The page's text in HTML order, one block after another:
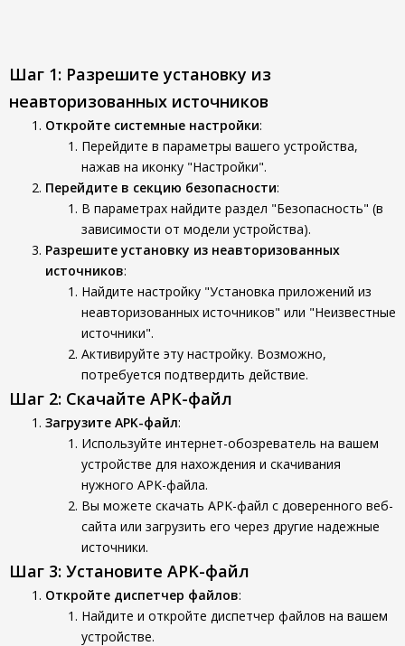
Шаг 1: Разрешите установку из
неавторизованных источников
Откройте системные настройки:
Перейдите в параметры вашего устройства,
нажав на иконку "Настройки".
Перейдите в секцию безопасности:
В параметрах найдите раздел "Безопасность" (в
зависимости от модели устройства).
Разрешите установку из неавторизованных
источников:
Найдите настройку "Установка приложений из
неавторизованных источников" или "Неизвестные
источники".
Активируйте эту настройку. Возможно,
потребуется подтвердить действие.
Шаг 2: Скачайте APK-файл
Загрузите APK-файл:
Используйте интернет-обозреватель на вашем
устройстве для нахождения и скачивания
нужного APK-файла.
Вы можете скачать APK-файл с доверенного веб-
сайта или загрузить его через другие надежные
источники.
Шаг 3: Установите APK-файл
Откройте диспетчер файлов:
Найдите и откройте диспетчер файлов на вашем
устройстве.